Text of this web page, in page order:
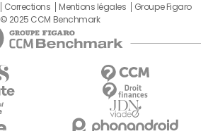
Corrections Mentions légales
Groupe Figaro
© 2025 CCM Benchmark